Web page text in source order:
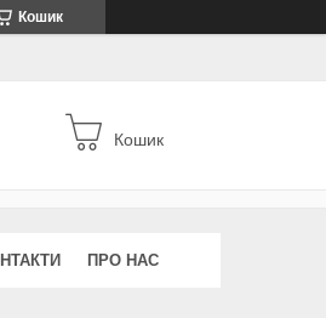
Кошик
Кошик
ПРО НАС